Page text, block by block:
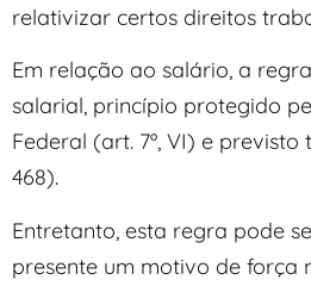
relativizar certos direitos
Em relação ao salário, a
salarial, princípio protegido
Federal (art. 7º, VI) e
468).
Entretanto, esta regra pode
presente um motivo de força